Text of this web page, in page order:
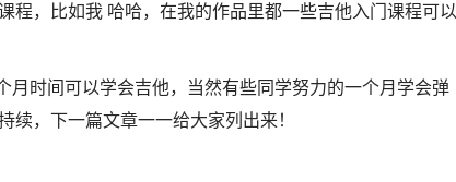
程，比如我 哈哈，在我的作品里都一些吉他入门课程可以
月时间可以学会吉他，当然有些同学努力的一个月学会弹
续，下一篇文章一一给大家列出来！